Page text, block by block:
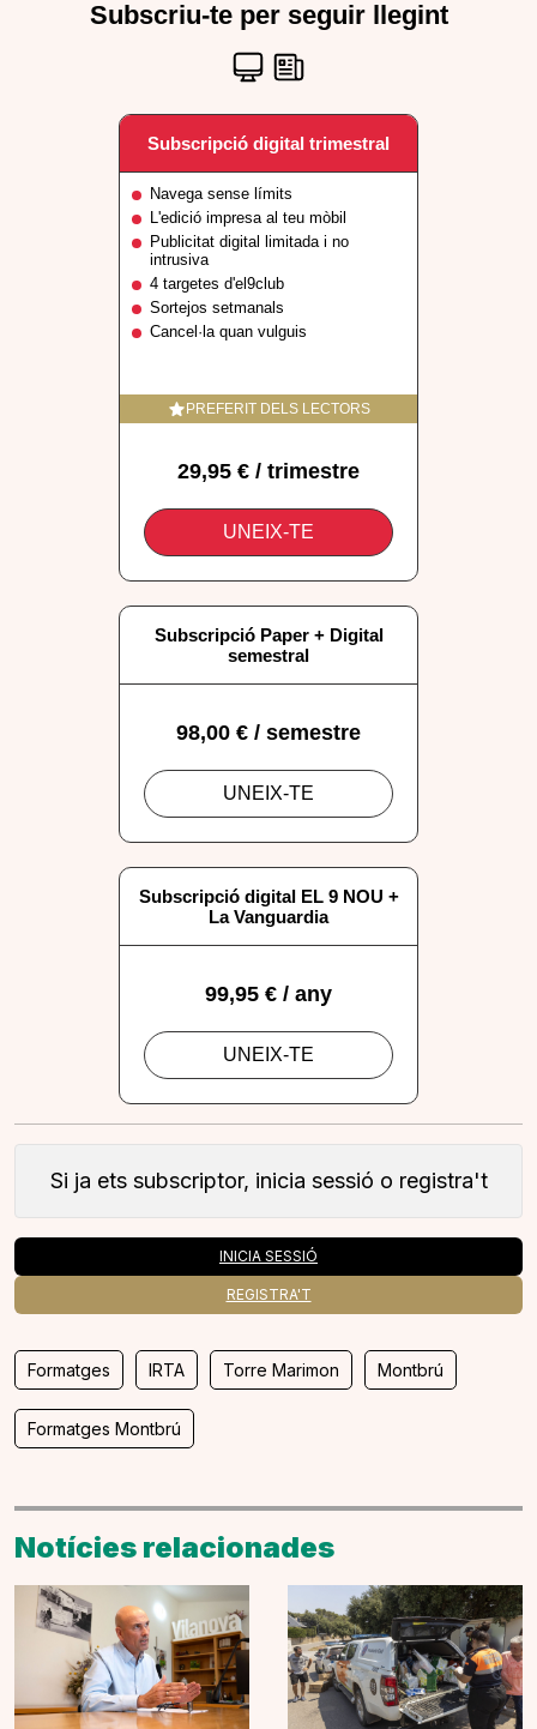
Si ja ets subscriptor, inicia sessió o registra't
INICIA SESSIÓ
REGISTRA'T
Formatges IRTA Torre Marimon Montbrú
Formatges Montbrú
Notícies relacionades